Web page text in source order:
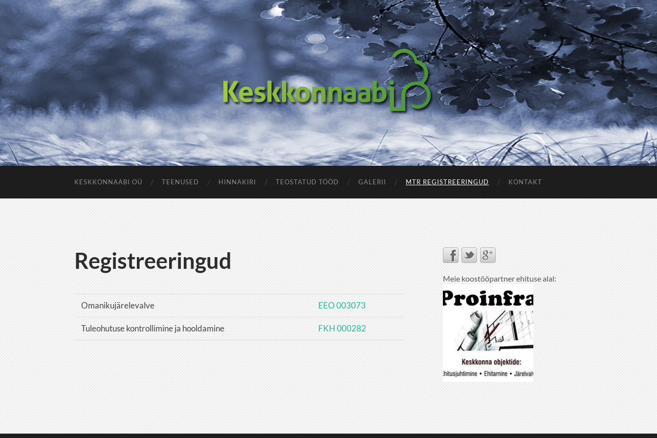
Keskkonnaabi
KESKKONNAABI OÜ TEENUSED HINNAKIRI TEOSTATUD TÖÖD GALERII MTR REGISTREERINGUD KONTAKT
Registreeringud
Omanikujärelevalve EEO 003073
Tuleohutuse kontrollimine ja hooldamine FKH 000282
Meie koostööpartner ehituse alal: